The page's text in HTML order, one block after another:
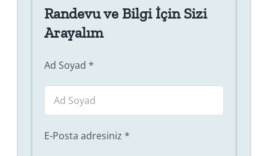
Randevu ve Bilgi İçin Sizi
Arayalım
Ad Soyad *
E-Posta adresiniz *